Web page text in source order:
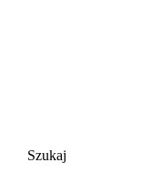
Szukaj